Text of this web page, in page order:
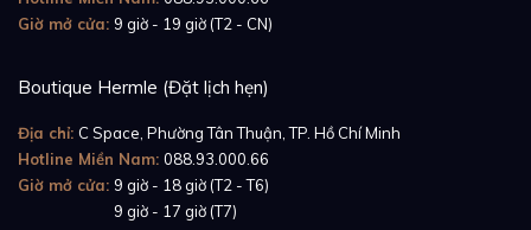
Giờ mở cửa: 9 giờ - 19 giờ (T2 - CN)
Boutique Hermle (Đặt lịch hẹn)
Địa chỉ: C Space, Phường Tân Thuận, TP. Hồ Chí Minh
Hotline Miền Nam: 088.93.000.66
Giờ mở cửa: 9 giờ - 18 giờ (T2 - T6)
9 giờ - 17 giờ (T7)